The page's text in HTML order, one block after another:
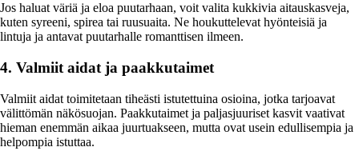
Jos haluat väriä ja eloa puutarhaan, voit valita kukkivia aitauskasveja,
kuten syreeni, spirea tai ruusuaita. Ne houkuttelevat hyönteisiä ja
lintuja ja antavat puutarhalle romanttisen ilmeen.
4. Valmiit aidat ja paakkutaimet
Valmiit aidat toimitetaan tiheästi istutettuina osioina, jotka tarjoavat
välittömän näkösuojan. Paakkutaimet ja paljasjuuriset kasvit vaativat
hieman enemmän aikaa juurtuakseen, mutta ovat usein edullisempia ja
helpompia istuttaa.